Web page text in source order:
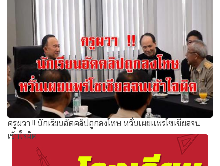
ก.ค.ศ.เห็นชอบ กางร่างการคำนวณบัญชีเงินเดือนครูแบบใหม่
ว่าด้วยการเลื่อนเงินเดือนของข้าราชการครู
ครูผวา !! นักเรียนอัดคลิปถูกลงโทษ หวั่นเผยแพร่โซเชียลจน
เข้าใจผิด